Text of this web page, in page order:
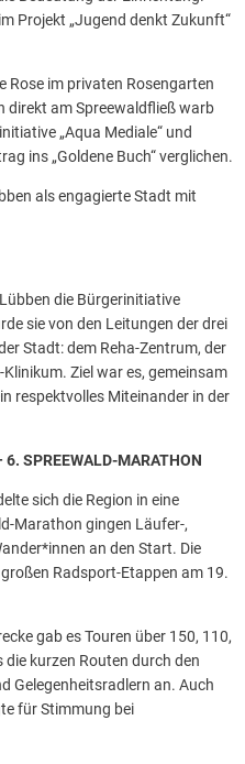
Projekt „Jugend denkt Zukunft“
Rose im privaten Rosengarten
direkt am Spreewaldfließ warb
„Aqua Mediale“ und
ins „Goldene Buch“ verglichen.
als engagierte Stadt mit
die Bürgerinitiative
sie von den Leitungen der drei
Stadt: dem Reha-Zentrum, der
Ziel war es, gemeinsam
respektvolles Miteinander in der
SPREEWALD-MARATHON
sich die Region in eine
Marathon gingen Läufer-,
an den Start. Die
Radsport-Etappen am 19.
gab es Touren über 150, 110,
kurzen Routen durch den
Gelegenheitsradlern an. Auch
für Stimmung bei